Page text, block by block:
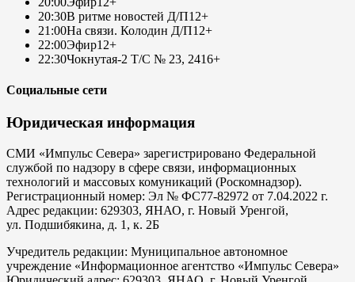
20:30В ритме новостей Д/П12+
21:00На связи. Колодин Д/П12+
22:00Эфир12+
22:30Чокнутая-2 Т/С № 23, 2416+
Социальные сети
Юридическая информация
СМИ «Импульс Севера» зарегистрировано Федеральной
службой по надзору в сфере связи, информационных
технологий и массовых комуникаций (Роскомнадзор).
Регистрационный номер: Эл № ФС77-82972 от 7.04.2022 г.
Адрес редакции: 629303, ЯНАО, г. Новый Уренгой,
ул. Подшибякина, д. 1, к. 2Б
Учредитель редакции: Муниципальное автономное
учреждение «Информационное агентство «Импульс Севера»